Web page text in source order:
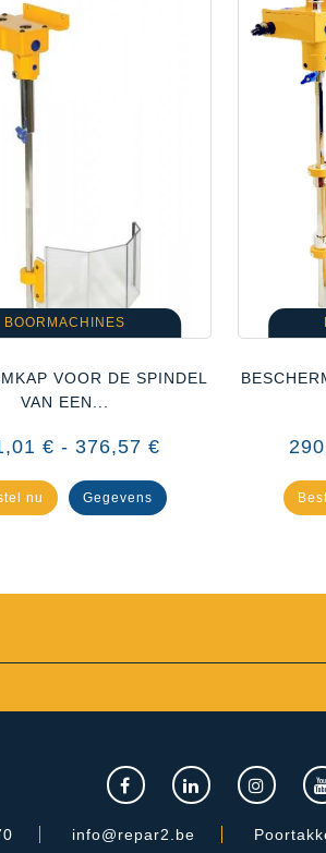
BOORMACHINES
VOOR DE SPINDEL
VAN EEN...
€ - 376,57 €
nu Gegevens
info@repar2.be